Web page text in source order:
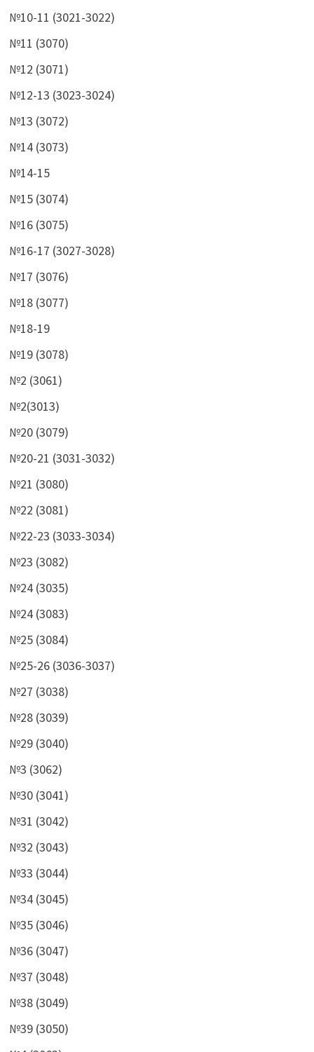
№10-11 (3021-3022)
№11 (3070)
№12 (3071)
№12-13 (3023-3024)
№13 (3072)
№14 (3073)
№14-15
№15 (3074)
№16 (3075)
№16-17 (3027-3028)
№17 (3076)
№18 (3077)
№18-19
№19 (3078)
№2 (3061)
№2(3013)
№20 (3079)
№20-21 (3031-3032)
№21 (3080)
№22 (3081)
№22-23 (3033-3034)
№23 (3082)
№24 (3035)
№24 (3083)
№25 (3084)
№25-26 (3036-3037)
№27 (3038)
№28 (3039)
№29 (3040)
№3 (3062)
№30 (3041)
№31 (3042)
№32 (3043)
№33 (3044)
№34 (3045)
№35 (3046)
№36 (3047)
№37 (3048)
№38 (3049)
№39 (3050)